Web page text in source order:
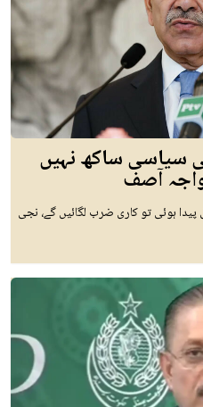
سیاسی ساکھ نہیں
آصف
ہوئی تو کاری ضرب لگائیں گے، نجی